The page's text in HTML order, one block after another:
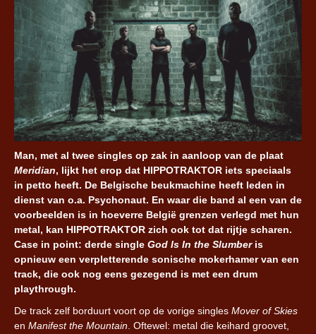
Man, met al twee singles op zak in aanloop van de plaat
Meridian, lijkt het erop dat HIPPOTRAKTOR iets speciaals
in petto heeft. De Belgische beukmachine heeft leden in
dienst van o.a. Psychonaut. En waar die band al een van de
voorbeelden is in hoeverre België grenzen verlegd met hun
metal, kan HIPPOTRAKTOR zich ook tot dat rijtje scharen.
Case in point: derde single God Is In the Slumberis
opnieuw een verpletterende sonische mokerhamer van een
track, die ook nog eens gezegend is met een drum
playthrough.
De track zelf borduurt voort op de vorige singles Mover of Skies
en Manifest the Mountain. Oftewel: metal die keihard groovet,